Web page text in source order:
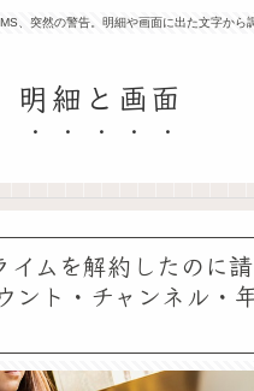
、突然の警告。明細や画面に出た文字から
明細と画面
イムを解約したのに
ント・チャンネル・